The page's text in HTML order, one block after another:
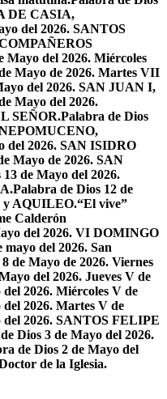
DE CASIA,
del 2026. SANTOS
Mayo del 2026. Miércoles
Mayo de 2026. Martes VII
del 2026. SAN JUAN I,
Mayo del 2026.
SEÑOR.Palabra de Dios
del 2026. SAN ISIDRO
Mayo de 2026. SAN
de Mayo del 2026.
Palabra de Dios 12 de
y AQUILEO.“El vive”
Calderón
del 2026. VI DOMINGO
del 2026. San
de Mayo de 2026. Viernes
del 2026. Jueves V de
2026. Miércoles V de
2026. Martes V de
del 2026. SANTOS FELIPE
Dios 3 de Mayo del 2026.
de Dios 2 de Mayo del
de la Iglesia.